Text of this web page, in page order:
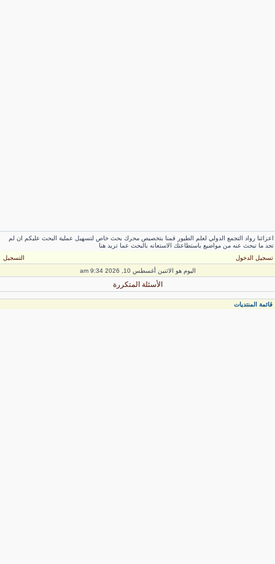
رواد التجمع الدولي لعلم الطيور قمنا بتخصيص محرك بحث خاص لتسهيل عملية البحث عليكم ان لم
ما تبحث عنه من مواضيع باستطاعتك الاستعانه بالبحث عما تريد هنا
تسجيل الدخول
التسجيل
اليوم هو الاثنين أغسطس 10, 2026 9:34 am
الأسئلة المتكررة
قائمة المنتديات